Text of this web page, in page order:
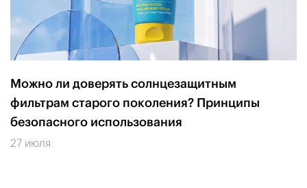
Можно ли доверять солнцезащитным
фильтрам старого поколения? Принципы
безопасного использования
27 июля